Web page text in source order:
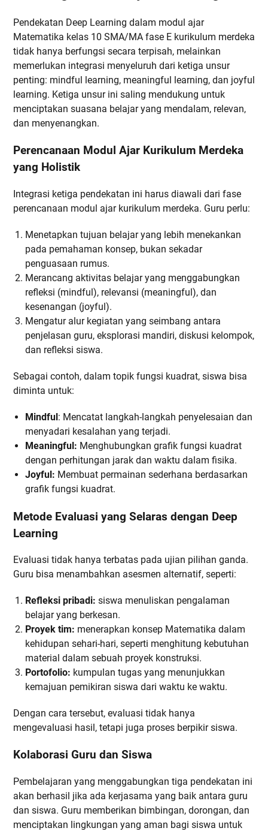
Pendekatan Deep Learning dalam modul ajar
Matematika kelas 10 SMA/MA fase E kurikulum merdeka
tidak hanya berfungsi secara terpisah, melainkan
memerlukan integrasi menyeluruh dari ketiga unsur
penting: mindful learning, meaningful learning, dan joyful
learning. Ketiga unsur ini saling mendukung untuk
menciptakan suasana belajar yang mendalam, relevan,
dan menyenangkan.
Perencanaan Modul Ajar Kurikulum Merdeka
yang Holistik
Integrasi ketiga pendekatan ini harus diawali dari fase
perencanaan modul ajar kurikulum merdeka. Guru perlu:
Menetapkan tujuan belajar yang lebih menekankan
pada pemahaman konsep, bukan sekadar
penguasaan rumus.
Merancang aktivitas belajar yang menggabungkan
refleksi (mindful), relevansi (meaningful), dan
kesenangan (joyful).
Mengatur alur kegiatan yang seimbang antara
penjelasan guru, eksplorasi mandiri, diskusi kelompok,
dan refleksi siswa.
Sebagai contoh, dalam topik fungsi kuadrat, siswa bisa
diminta untuk:
Mindful: Mencatat langkah-langkah penyelesaian dan
menyadari kesalahan yang terjadi.
Meaningful: Menghubungkan grafik fungsi kuadrat
dengan perhitungan jarak dan waktu dalam fisika.
Joyful: Membuat permainan sederhana berdasarkan
grafik fungsi kuadrat.
Metode Evaluasi yang Selaras dengan Deep
Learning
Evaluasi tidak hanya terbatas pada ujian pilihan ganda.
Guru bisa menambahkan asesmen alternatif, seperti:
Refleksi pribadi: siswa menuliskan pengalaman
belajar yang berkesan.
Proyek tim: menerapkan konsep Matematika dalam
kehidupan sehari-hari, seperti menghitung kebutuhan
material dalam sebuah proyek konstruksi.
Portofolio: kumpulan tugas yang menunjukkan
kemajuan pemikiran siswa dari waktu ke waktu.
Dengan cara tersebut, evaluasi tidak hanya
mengevaluasi hasil, tetapi juga proses berpikir siswa.
Kolaborasi Guru dan Siswa
Pembelajaran yang menggabungkan tiga pendekatan ini
akan berhasil jika ada kerjasama yang baik antara guru
dan siswa. Guru memberikan bimbingan, dorongan, dan
menciptakan lingkungan yang aman bagi siswa untuk